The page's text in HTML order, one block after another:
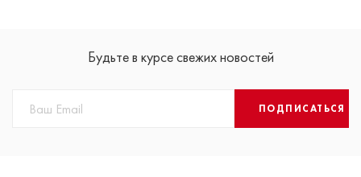
Будьте в курсе свежих новостей
ПОДПИСАТЬСЯ